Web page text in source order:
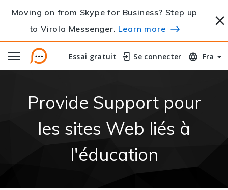
Moving on from Skype for Business? Step up
to Virola Messenger. Learn more
Essai gratuit
Essai gratuit Se connecter
Se connecter Fra
Provide Support pour
les sites Web liés à
l'éducation